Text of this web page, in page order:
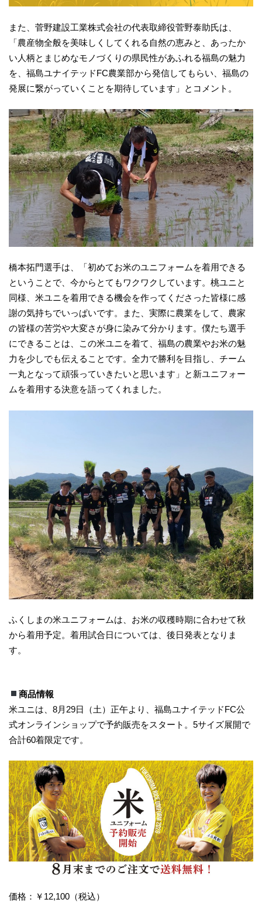
また、菅野建設工業株式会社の代表取締役菅野泰助氏は、
「農産物全般を美味しくしてくれる自然の恵みと、あったか
い人柄とまじめなモノづくりの県民性があふれる福島の魅力
を、福島ユナイテッドFC農業部から発信してもらい、福島の
発展に繋がっていくことを期待しています」とコメント。
橋本拓門選手は、「初めてお米のユニフォームを着用できる
ということで、今からとてもワクワクしています。桃ユニと
同様、米ユニを着用できる機会を作ってくださった皆様に感
謝の気持ちでいっぱいです。また、実際に農業をして、農家
の皆様の苦労や大変さが身に染みて分かります。僕たち選手
にできることは、この米ユニを着て、福島の農業やお米の魅
力を少しでも伝えることです。全力で勝利を目指し、チーム
一丸となって頑張っていきたいと思います」と新ユニフォー
ムを着用する決意を語ってくれました。
ふくしまの米ユニフォームは、お米の収穫時期に合わせて秋
から着用予定。着用試合日については、後日発表となりま
す。
商品情報
米ユニは、8月29日（土）正午より、福島ユナイテッドFC公
式オンラインショップで予約販売をスタート。5サイズ展開で
合計60着限定です。
価格：￥12,100（税込）